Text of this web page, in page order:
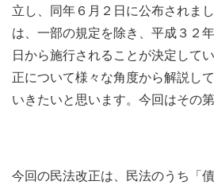
立し、同年６月２日に公布されま
は、一部の規定を除き、平成３２
日から施行されることが決定して
正について様々な角度から解説し
いきたいと思います。今回はその第
今回の民法改正は、民法のうち「